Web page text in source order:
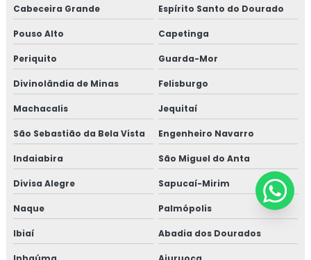
Cabeceira Grande Espírito Santo do Dourado
Pouso Alto Capetinga
Periquito Guarda-Mor
Divinolândia de Minas Felisburgo
Machacalis Jequitaí
São Sebastião da Bela Vista Engenheiro Navarro
Indaiabira São Miguel do Anta
Divisa Alegre Sapucaí-Mirim
Naque Palmópolis
Ibiaí Abadia dos Dourados